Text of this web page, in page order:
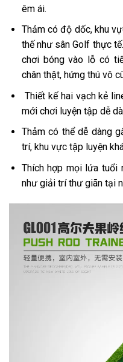
êm ái.
Thảm có độ dốc, khu
thế như sân Golf thực
chơi bóng vào lỗ có
chân thật, hứng thú vô
Thiết kế hai vạch kẻ
mới chơi luyện tập dễ
Thảm có thể dễ dàng
trí, khu vực tập luyện
Thích hợp mọi lứa tuổi
như giải trí thư giãn tại